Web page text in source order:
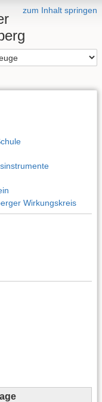
zum Inhalt springen
Wirkungskreis